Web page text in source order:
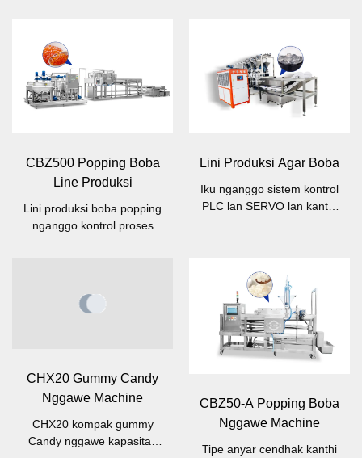
CBZ500 Popping Boba
Line Produksi
Lini produksi boba popping
nganggo kontrol proses
Lini Produksi Agar Boba
Iku nganggo sistem kontrol
PLC lan SERVO lan kanthi
CHX20 Gummy Candy
Nggawe Machine
CHX20 kompak gummy
Candy nggawe kapasitas
CBZ50-A Popping Boba
Nggawe Machine
Tipe anyar cendhak kanthi